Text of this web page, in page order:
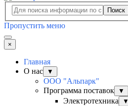
Поиск
Пропустить меню
×
Главная
О нас
▼
ООО "Альпарк"
Программа поставок
▼
Электротехника ▼